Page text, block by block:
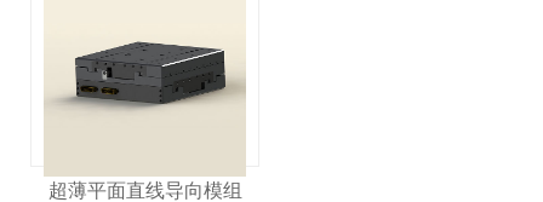
超薄平面直线导向模组